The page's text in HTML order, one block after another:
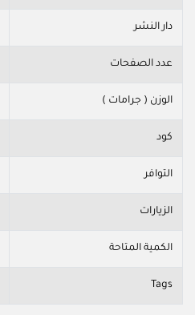
دار النشر
عدد الصفحات
الوزن ( جرامات )
كود
التوافر
الزيارات
الكمية المتاحة
Tags